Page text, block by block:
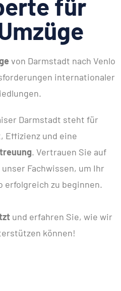
für
von Darmstadt nach Venlo
internationaler
Darmstadt steht für
Effizienz und eine
. Vertrauen Sie auf
Fachwissen, um Ihr
erfolgreich zu beginnen.
und erfahren Sie, wie wir
können!